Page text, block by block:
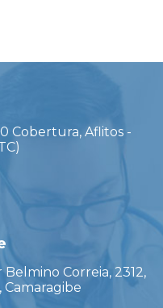
Cobertura, Aflitos -
Correia, 2312,
Camaragibe